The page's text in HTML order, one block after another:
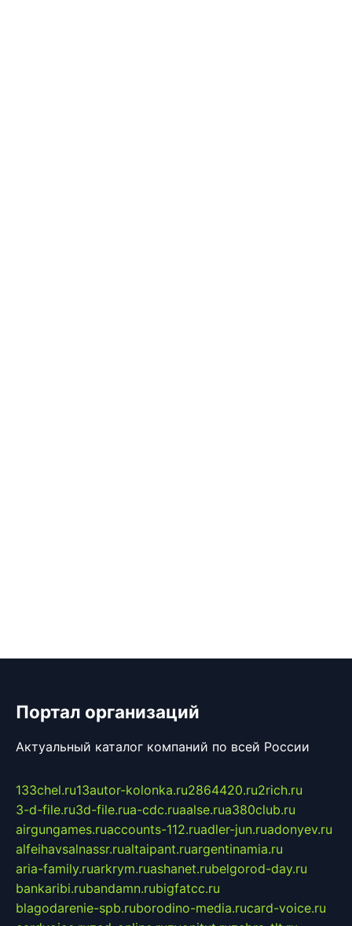
Портал организаций
Актуальный каталог компаний по всей России
133chel.ru13autor-kolonka.ru2864420.ru2rich.ru
3-d-file.ru3d-file.rua-cdc.ruaalse.rua380club.ru
airgungames.ruaccounts-112.ruadler-jun.ruadonyev.ru
alfeihavsalnassr.rualtaipant.ruargentinamia.ru
aria-family.ruarkrym.ruashanet.rubelgorod-day.ru
bankaribi.rubandamn.rubigfatcc.ru
blagodarenie-spb.ruborodino-media.rucard-voice.ru